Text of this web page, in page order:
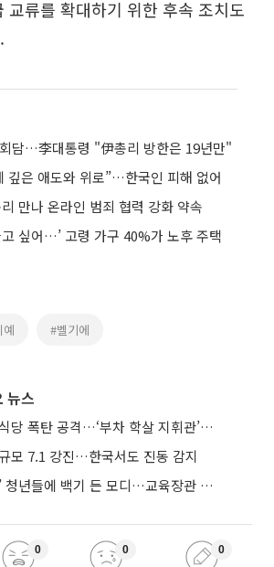
교류를 확대하기 위한 후속 조치도
담…李대통령 "伊총리 방한은 19년만"
깊은 애도와 위로”…한국인 피해 없어
만나 온라인 범죄 협력 강화 약속
고 싶어…’ 고령 가구 40%가 노후 주택
예 #벨기에
뉴스
러 모스크바 고급식당 폭탄 공격…‘부차 학살 지휘관’ 노렸나
모 7.1 강진…한국서도 진동 감지
인도 ‘바퀴벌레당’ 청년들에 백기 든 모디…교육장관 사퇴
0 0 0